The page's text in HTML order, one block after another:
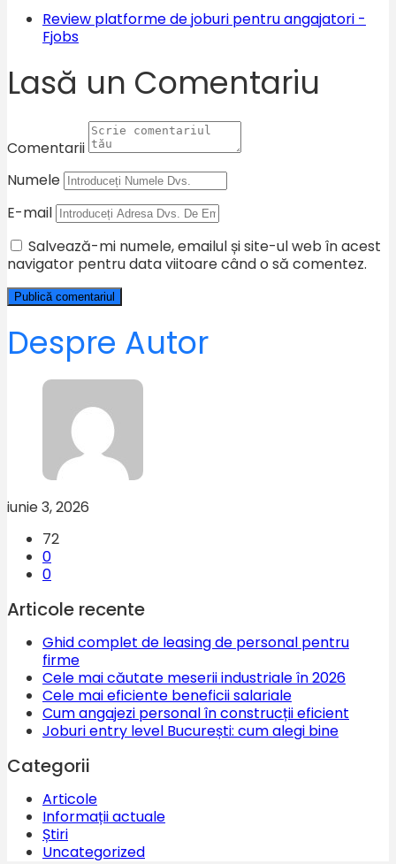
Review platforme de joburi pentru angajatori -
Fjobs
Lasă un Comentariu
Comentarii
Numele
E-mail
Salvează-mi numele, emailul și site-ul web în acest
navigator pentru data viitoare când o să comentez.
Despre Autor
iunie 3, 2026
72
0
0
Articole recente
Ghid complet de leasing de personal pentru
firme
Cele mai căutate meserii industriale în 2026
Cele mai eficiente beneficii salariale
Cum angajezi personal în construcții eficient
Joburi entry level București: cum alegi bine
Categorii
Articole
Informații actuale
Știri
Uncategorized